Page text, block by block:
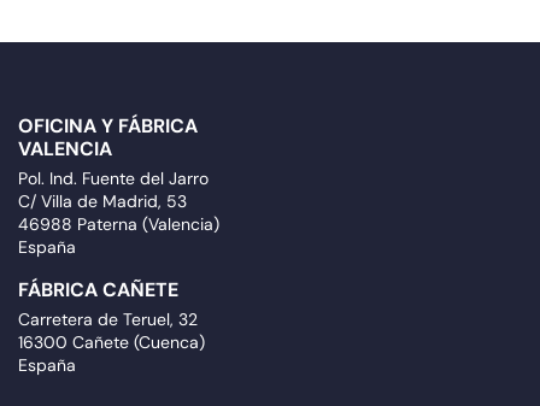
OFICINA Y FÁBRICA
VALENCIA
Pol. Ind. Fuente del Jarro
C/ Villa de Madrid, 53
46988 Paterna (Valencia)
España
FÁBRICA CAÑETE
Carretera de Teruel, 32
16300 Cañete (Cuenca)
España